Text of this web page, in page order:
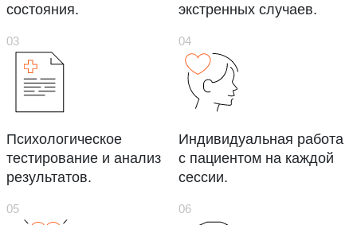
состояния.
экстренных случаев.
Психологическое
тестирование и анализ
результатов.
Индивидуальная работа
с пациентом на каждой
сессии.